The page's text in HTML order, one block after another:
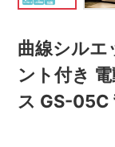
曲線シルエ
ント付き
ス GS-05C